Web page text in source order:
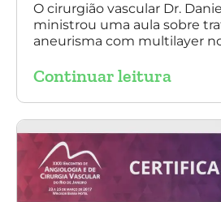
O cirurgião vascular Dr.
ministrou uma aula sobre
aneurisma com multilayer
Continuar leitura